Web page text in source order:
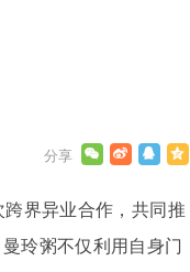
界异业合作，共同推
玲粥不仅利用自身门